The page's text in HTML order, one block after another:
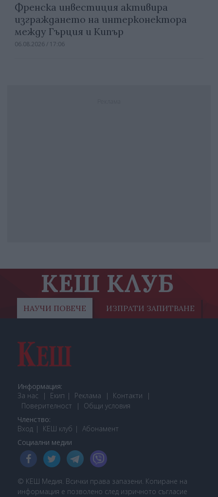
Френска инвестиция активира
изграждането на интерконектора
между Гърция и Кипър
06.08.2026 / 17:06
КЕШ КЛУБ
НАУЧИ ПОВЕЧЕ ИЗПРАТИ ЗАПИТВАНЕ
Информация:
За нас
Екип Реклама
Контакти
Поверителност
Общи условия
Членство:
Вход
КЕШ клуб Абонамент
Социални медии
© КЕШ Медия. Всички права запазени. Копиране на
информация е позволено след изричното съгласие